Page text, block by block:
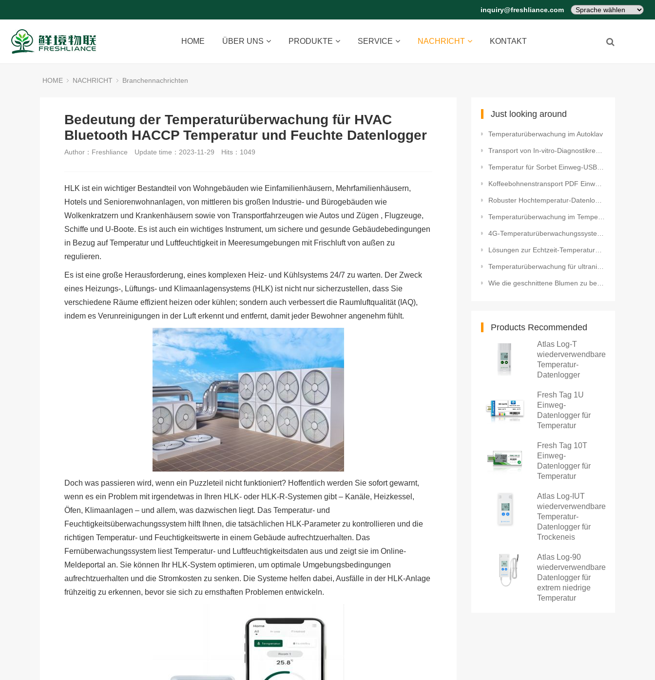
inquiry@freshliance.com
HOME ÜBER UNS PRODUKTE SERVICE NACHRICHT KONTAKT
HOME NACHRICHT Branchennachrichten
Bedeutung der Temperaturüberwachung für HVAC
Bluetooth HACCP Temperatur und Feuchte Datenlogger
Author：Freshliance Update time：2023-11-29 Hits： 1049
HLK ist ein wichtiger Bestandteil von Wohngebäuden wie Einfamilienhäusern, Mehrfamilienhäusern,
Hotels und Seniorenwohnanlagen, von mittleren bis großen Industrie- und Bürogebäuden wie
Wolkenkratzern und Krankenhäusern sowie von Transportfahrzeugen wie Autos und Zügen , Flugzeuge,
Schiffe und U-Boote. Es ist auch ein wichtiges Instrument, um sichere und gesunde Gebäudebedingungen
in Bezug auf Temperatur und Luftfeuchtigkeit in Meeresumgebungen mit Frischluft von außen zu
regulieren.
Es ist eine große Herausforderung, eines komplexen Heiz- und Kühlsystems 24/7 zu warten. Der Zweck
eines Heizungs-, Lüftungs- und Klimaanlagensystems (HLK) ist nicht nur sicherzustellen, dass Sie
verschiedene Räume effizient heizen oder kühlen; sondern auch verbessert die Raumluftqualität (IAQ),
indem es Verunreinigungen in der Luft erkennt und entfernt, damit jeder Bewohner angenehm fühlt.
Doch was passieren wird, wenn ein Puzzleteil nicht funktioniert? Hoffentlich werden Sie sofort gewarnt,
wenn es ein Problem mit irgendetwas in Ihren HLK- oder HLK-R-Systemen gibt – Kanäle, Heizkessel,
Öfen, Klimaanlagen – und allem, was dazwischen liegt. Das Temperatur- und
Feuchtigkeitsüberwachungssystem hilft Ihnen, die tatsächlichen HLK-Parameter zu kontrollieren und die
richtigen Temperatur- und Feuchtigkeitswerte in einem Gebäude aufrechtzuerhalten. Das
Fernüberwachungssystem liest Temperatur- und Luftfeuchtigkeitsdaten aus und zeigt sie im Online-
Meldeportal an. Sie können Ihr HLK-System optimieren, um optimale Umgebungsbedingungen
aufrechtzuerhalten und die Stromkosten zu senken. Die Systeme helfen dabei, Ausfälle in der HLK-Anlage
frühzeitig zu erkennen, bevor sie sich zu ernsthaften Problemen entwickeln.
Just looking around
Temperaturüberwachung im Autoklav
Transport von In-vitro-Diagnostikreagens Bluetooth Temperatur Datenlogger für Medizin
Temperatur für Sorbet Einweg-USB-Temperaturdatenlogger
Koffeebohnenstransport PDF Einweg-Temperaturdatenlogger mit LCD-Display
Robuster Hochtemperatur-Datenlogger für Trockenöfen
Temperaturüberwachung im Temperaturkontrolllager HACCP WIFI Temperatur und Feuchte Datenlogger mit L
4G-Temperaturüberwachungssystem für Maschinenteilelager
Lösungen zur Echtzeit-Temperaturüberwachung im Gewächshaus
Temperaturüberwachung für ultraniedrige Temperaturen -196 °C
Wie die geschnittene Blumen zu bewahren? Intelligenter HACCP Bluetooth Temperatur und Feuchte Datenl
Products Recommended
Atlas Log-T
wiederverwendbarer
Temperatur-
Datenlogger
Fresh Tag 1U
Einweg-
Datenlogger für
Temperatur
Fresh Tag 10T
Einweg-
Datenlogger für
Temperatur
Atlas Log-IUT
wiederverwendbarer
Temperatur-
Datenlogger für
Trockeneis
Atlas Log-90
wiederverwendbarer
Datenlogger für
extrem niedrige
Temperatur